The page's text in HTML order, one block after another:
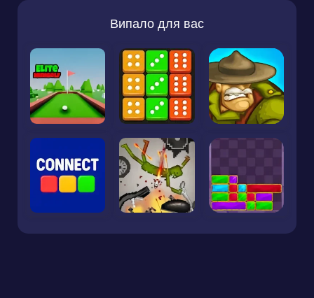
Випало для вас